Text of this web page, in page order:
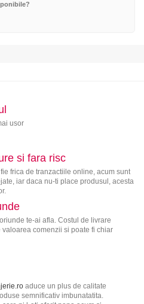
usor
si fara risc
frica de tranzactiile online, acum sunt
iar daca nu-ti place produsul, acesta
te-ai afla. Costul de livrare
comenzii si poate fi chiar
aduce un plus de calitate
semnificativ imbunatatita.